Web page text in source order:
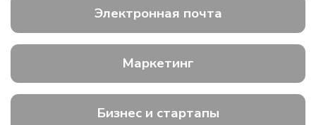
Электронная почта
Маркетинг
Бизнес и стартапы